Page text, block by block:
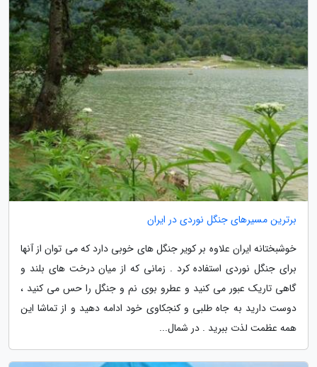
برترین مسیرهای جنگل نوردی در ایران
خوشبختانه ایران علاوه بر کویر جنگل های خوبی دارد که می توان از آنها
برای جنگل نوردی استفاده کرد . زمانی که از میان درخت های بلند و
گاهی تاریک عبور می کنید و عطرو بوی نم و جنگل را حس می کنید ،
دوست دارید به جاه طلبی و کنجکاوی خود ادامه دهید و از تماشا این
همه عظمت لذت ببرید . در شمال...